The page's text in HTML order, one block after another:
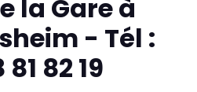
la Gare à
- Tél :
82 19